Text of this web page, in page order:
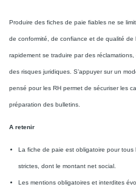
Produire des fiches de paie fiables ne se
de conformité, de confiance et de qualité
rapidement se traduire par des
des risques juridiques. S’appuyer sur un
pensé pour les RH permet de sécuriser les
préparation des bulletins.
A retenir
La fiche de paie est obligatoire pour
strictes, dont le montant net social.
Les mentions obligatoires et interdites